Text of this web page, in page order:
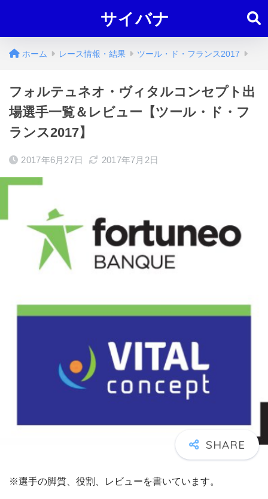
サイバナ
ホーム レース情報・結果 ツール・ド・フランス2017
フォルテュネオ・ヴィタルコンセプト出
場選手一覧＆レビュー【ツール・ド・フ
ランス2017】
2017年6月27日 2017年7月2日
※選手の脚質、役割、レビューを書いています。